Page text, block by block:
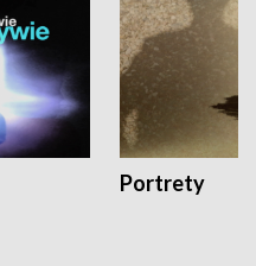
Portrety